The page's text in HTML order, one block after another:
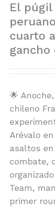
El
cuarto
🌟
chileno
Arévalo
asaltos
combate,
Team,
primer